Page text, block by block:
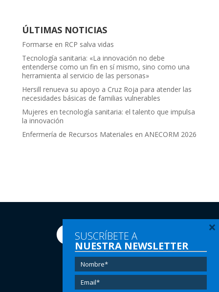
ÚLTIMAS NOTICIAS
Formarse en RCP salva vidas
Tecnología sanitaria: «La innovación no debe
entenderse como un fin en sí mismo, sino como una
herramienta al servicio de las personas»
Hersill renueva su apoyo a Cruz Roja para atender las
necesidades básicas de familias vulnerables
Mujeres en tecnología sanitaria: el talento que impulsa
la innovación
Enfermería de Recursos Materiales en ANECORM 2026
Tel:(+34) 91 616 60 00
Email:info@hersill.com
SUSCRÍBETE A
NUESTRA NEWSLETTER
×